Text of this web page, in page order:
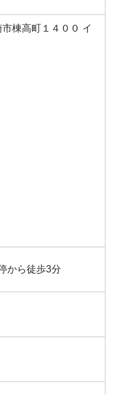
棟高町１４００ イ
から徒歩3分